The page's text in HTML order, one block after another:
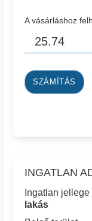
A vásárláshoz
SZÁMÍTÁS
INGATLAN
Ingatlan jellege
lakás